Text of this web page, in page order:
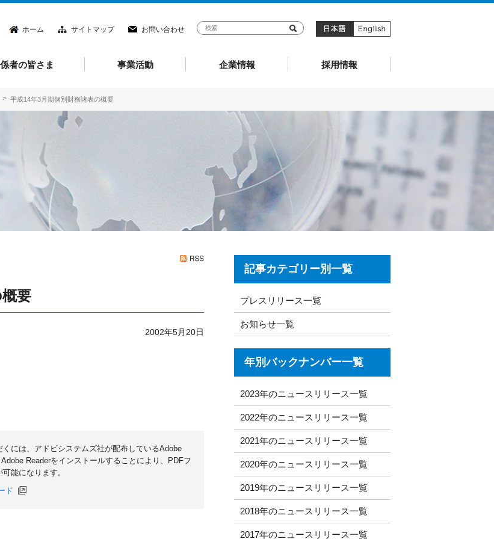
ホーム サイトマップ お問い合わせ
者の皆さま 事業活動 企業情報 採用情報
平成14年3月期個別財務諸表の概要
要
2002年5月20日
くには、アドビシステムズ社が配布しているAdobe
Readerをインストールすることにより、PDFフ
能になります。
ド
記事カテゴリー別一覧
プレスリリース一覧
お知らせ一覧
年別バックナンバー一覧
2023年のニュースリリース一覧
2022年のニュースリリース一覧
2021年のニュースリリース一覧
2020年のニュースリリース一覧
2019年のニュースリリース一覧
2018年のニュースリリース一覧
2017年のニュースリリース一覧